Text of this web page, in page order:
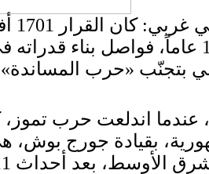
القرار طوال 17 عاماً، فواصل
في العام 2006، عندما